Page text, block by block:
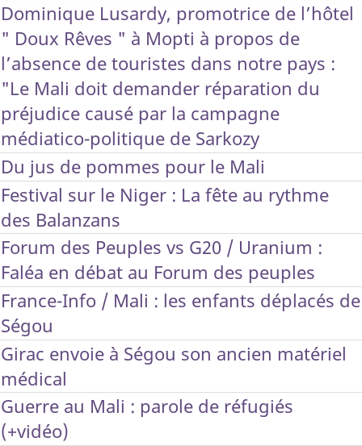
Dominique Lusardy, promotrice de l’hôtel
" Doux Rêves " à Mopti à propos de
l’absence de touristes dans notre pays :
"Le Mali doit demander réparation du
préjudice causé par la campagne
médiatico-politique de Sarkozy
Du jus de pommes pour le Mali
Festival sur le Niger : La fête au rythme
des Balanzans
Forum des Peuples vs G20 / Uranium :
Faléa en débat au Forum des peuples
France-Info / Mali : les enfants déplacés de
Ségou
Girac envoie à Ségou son ancien matériel
médical
Guerre au Mali : parole de réfugiés
(+vidéo)